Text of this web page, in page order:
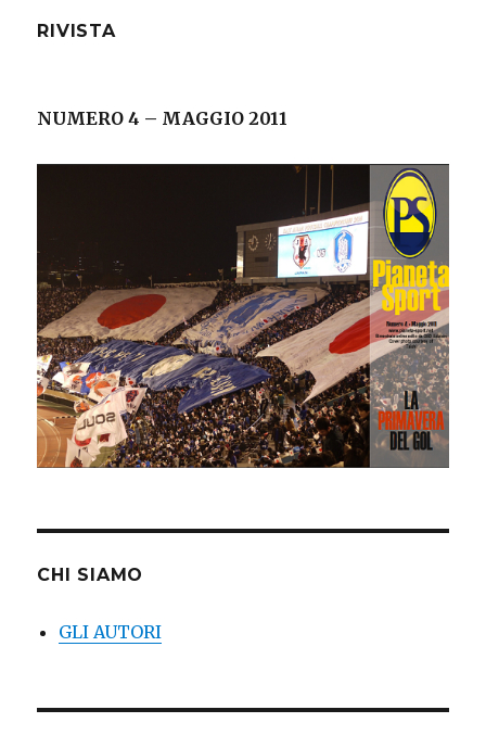
RIVISTA
NUMERO 4 – MAGGIO 2011
CHI SIAMO
GLI AUTORI